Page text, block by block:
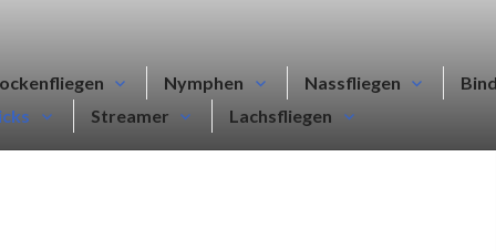
Nymphen Nassfliegen
Streamer Lachsfliegen